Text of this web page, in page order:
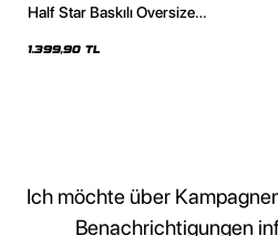
Half Star Baskılı Oversize
1.399,90 TL
Ich möchte über
Benachrichtigungen